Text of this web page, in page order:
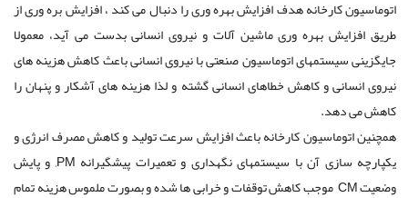
اتوماسیون کارخانه هدف افزایش بهره وری را دنبال می کند ، افزایش بره وری از
طریق افزایش بهره وری ماشین آلات و نیروی انسانی بدست می آید، معمولا
جایگزینی سیستمهای اتوماسیون صنعتی با نیروی انسانی باعث کاهش هزینه های
نیروی انسانی و کاهش خطاهای انسانی گشته و لذا هزینه های آشکار و پنهان را
کاهش می دهد.
همچنین اتوماسیون کارخانه باعث افزایش سرعت تولید و کاهش مصرف انرژی و
یکپارچه سازی آن با سیستمهای نگهداری و تعمیرات پیشگیرانه PM, و پایش
وضعیت CM موجب کاهش توقفات و خرابی ها شده و بصورت ملموس هزینه تمام